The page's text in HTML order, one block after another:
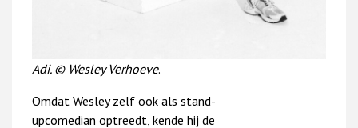
Adi. © Wesley Verhoeve.
Omdat Wesley zelf ook als stand-
upcomedian optreedt, kende hij de